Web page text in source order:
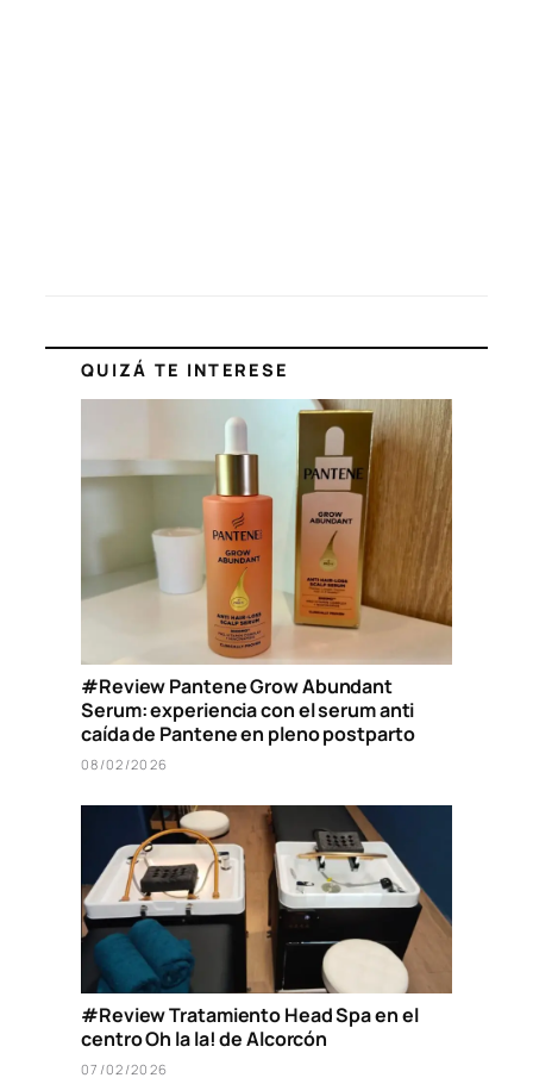
QUIZÁ TE INTERESE
#Review Pantene Grow Abundant
Serum: experiencia con el serum anti
caída de Pantene en pleno postparto
08/02/2026
#Review Tratamiento Head Spa en el
centro Oh la la! de Alcorcón
07/02/2026